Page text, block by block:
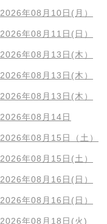
2026年08月10日(月）
2026年08月11日(日）
2026年08月13日(木）
2026年08月13日(木）
2026年08月13日(木）
2026年08月14日
2026年08月15日（土）
2026年08月15日(土）
2026年08月16日(日）
2026年08月16日(日）
2026年08月18日(火)